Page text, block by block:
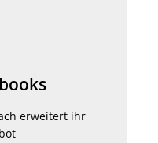
erweitert ihr